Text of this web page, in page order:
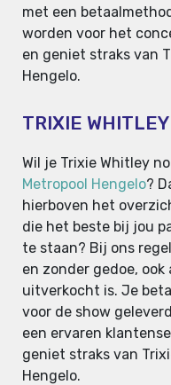
met een
worden voor het
en geniet straks van
Hengelo.
TRIXIE
Wil je Trixie Whitley
Metropool Hengelo?
hierboven het
die het beste bij jou
te staan? Bij ons
en zonder gedoe, ook
uitverkocht is. Je
voor de show
een ervaren
geniet straks van
Hengelo.